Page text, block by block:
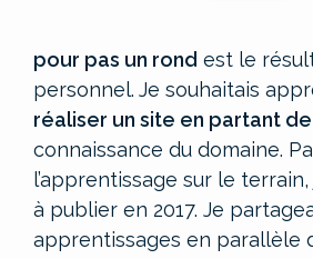
pour pas un rond est le
personnel. Je souhaitais
réaliser un site en partant
connaissance du domaine.
l’apprentissage sur le terrain,
à publier en 2017. Je
apprentissages en parallèle